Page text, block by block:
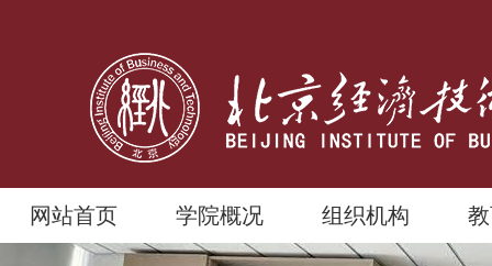
网站首页 学院概况 组织机构